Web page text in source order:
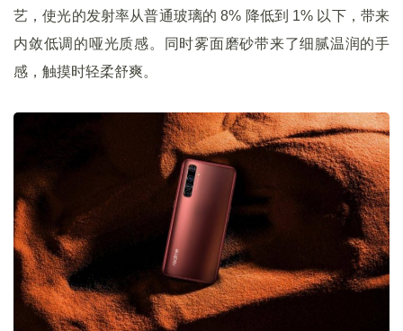
艺，使光的发射率从普通玻璃的 8% 降低到 1% 以下，带来
内敛低调的哑光质感。同时雾面磨砂带来了细腻温润的手
感，触摸时轻柔舒爽。